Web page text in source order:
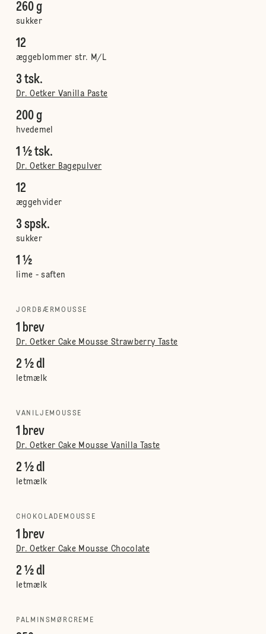
260 g
sukker
12
æggeblommer str. M/L
3 tsk.
Dr. Oetker Vanilla Paste
200 g
hvedemel
1 ½ tsk.
Dr. Oetker Bagepulver
12
æggehvider
3 spsk.
sukker
1 ½
lime - saften
JORDBÆRMOUSSE
1 brev
Dr. Oetker Cake Mousse Strawberry Taste
2 ½ dl
letmælk
VANILJEMOUSSE
1 brev
Dr. Oetker Cake Mousse Vanilla Taste
2 ½ dl
letmælk
CHOKOLADEMOUSSE
1 brev
Dr. Oetker Cake Mousse Chocolate
2 ½ dl
letmælk
PALMINSMØRCREME